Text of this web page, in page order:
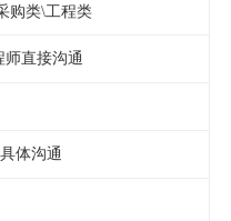
购类\工程类
师直接沟通
体沟通